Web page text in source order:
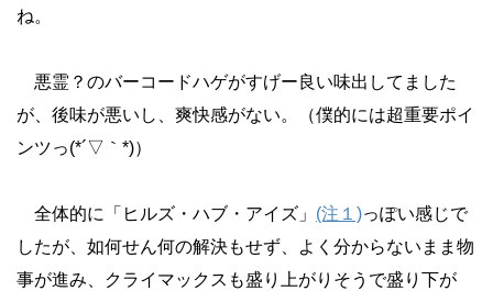
ね。
悪霊？のバーコードハゲがすげー良い味出してました
が、後味が悪いし、爽快感がない。（僕的には超重要ポイ
ンツっ(*´▽｀*)）
全体的に「ヒルズ・ハブ・アイズ」 (注１)っぽい感じで
したが、如何せん何の解決もせず、よく分からないまま物
事が進み、クライマックスも盛り上がりそうで盛り下が